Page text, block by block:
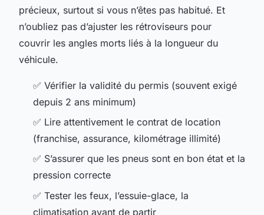
précieux, surtout si vous n’êtes pas habitué. Et
n’oubliez pas d’ajuster les rétroviseurs pour
couvrir les angles morts liés à la longueur du
véhicule.
✅ Vérifier la validité du permis (souvent exigé
depuis 2 ans minimum)
✅ Lire attentivement le contrat de location
(franchise, assurance, kilométrage illimité)
✅ S’assurer que les pneus sont en bon état et la
pression correcte
✅ Tester les feux, l’essuie-glace, la
climatisation avant de partir